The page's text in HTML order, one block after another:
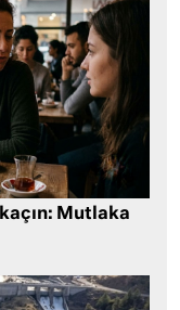
Mutlaka